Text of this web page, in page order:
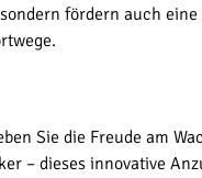
fördern auch
Sie die Freude am
– dieses innovative